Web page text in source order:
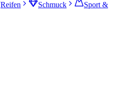
Reifen Schmuck
Sport &